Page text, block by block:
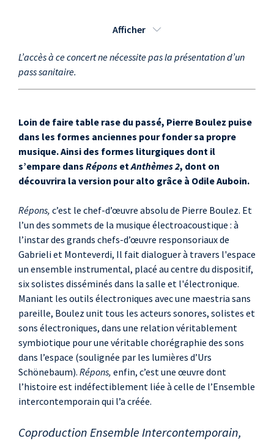
musicale Ircam
Augustin Muller
réalisation
Afficher
L’accès à ce concert ne nécessite pas la présentation d’un
pass sanitaire.
Loin de faire table rase du passé, Pierre Boulez puise
dans les formes anciennes pour fonder sa propre
musique. Ainsi des formes liturgiques dont il
s’empare dans Répons etAnthèmes 2, dont on
découvrira la version pour alto grâce à Odile Auboin.
Répons, c’est le chef-d’œuvre absolu de Pierre Boulez. Et
l’un des sommets de la musique électroacoustique : à
l’instar des grands chefs-d’œuvre responsoriaux de
Gabrieli et Monteverdi, Il fait dialoguer à travers l'espace
un ensemble instrumental, placé au centre du dispositif,
six solistes disséminés dans la salle et l'électronique.
Maniant les outils électroniques avec une maestria sans
pareille, Boulez unit tous les acteurs sonores, solistes et
sons électroniques, dans une relation véritablement
symbiotique pour une véritable chorégraphie des sons
dans l’espace (soulignée par les lumières d’Urs
Schönebaum). Répons, enfin, c’est une œuvre dont
l’histoire est indéfectiblement liée à celle de l’Ensemble
intercontemporain qui l’a créée.
Coproduction Ensemble Intercontemporain,